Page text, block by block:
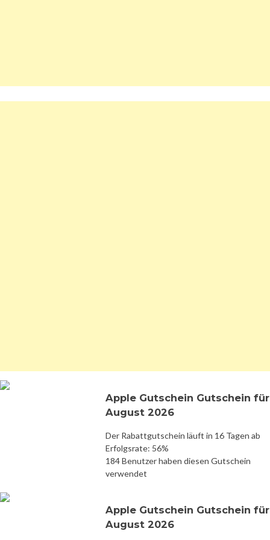
Apple Gutschein Gutschein für
August 2026
Der Rabattgutschein läuft in 16 Tagen ab
Erfolgsrate: 56%
184 Benutzer haben diesen Gutschein
verwendet
Apple Gutschein Gutschein für
August 2026